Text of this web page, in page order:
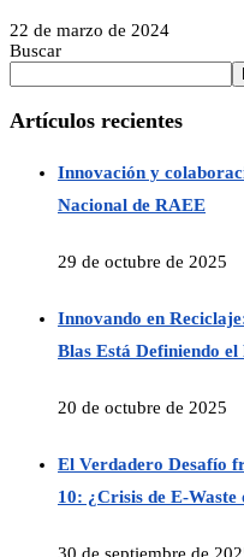
22 de marzo de 2024
Buscar
Artículos recientes
Innovación y
Nacional de RAEE
29 de octubre de 2025
Innovando en
Blas Está Definiendo
20 de octubre de 2025
El Verdadero Desafío
10: ¿Crisis de E-